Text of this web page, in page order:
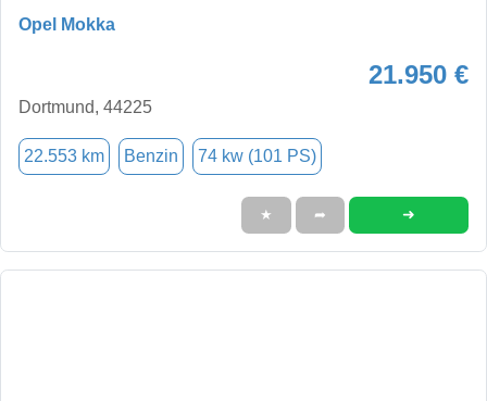
Opel Mokka
21.950 €
Dortmund, 44225
22.553 km Benzin 74 kw (101 PS)
★ ➦ ➜